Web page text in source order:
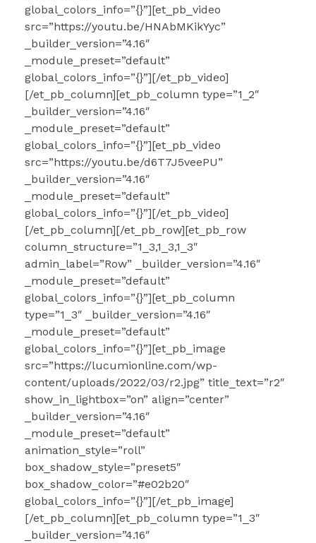
global_colors_info=”{}”][et_pb_video
src=”https://youtu.be/HNAbMKikYyc”
_builder_version=”4.16″
_module_preset=”default”
global_colors_info=”{}”][/et_pb_video]
[/et_pb_column][et_pb_column type=”1_2″
_builder_version=”4.16″
_module_preset=”default”
global_colors_info=”{}”][et_pb_video
src=”https://youtu.be/d6T7J5veePU”
_builder_version=”4.16″
_module_preset=”default”
global_colors_info=”{}”][/et_pb_video]
[/et_pb_column][/et_pb_row][et_pb_row
column_structure=”1_3,1_3,1_3″
admin_label=”Row” _builder_version=”4.16″
_module_preset=”default”
global_colors_info=”{}”][et_pb_column
type=”1_3″ _builder_version=”4.16″
_module_preset=”default”
global_colors_info=”{}”][et_pb_image
src=”https://lucumionline.com/wp-
content/uploads/2022/03/r2.jpg” title_text=”r2″
show_in_lightbox=”on” align=”center”
_builder_version=”4.16″
_module_preset=”default”
animation_style=”roll”
box_shadow_style=”preset5″
box_shadow_color=”#e02b20″
global_colors_info=”{}”][/et_pb_image]
[/et_pb_column][et_pb_column type=”1_3″
_builder_version=”4.16″